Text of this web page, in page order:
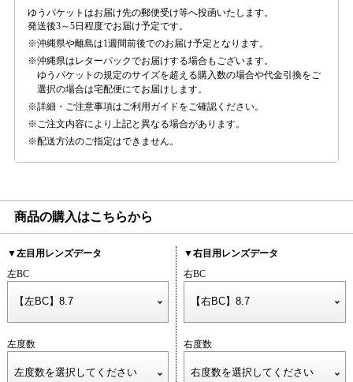
ゆうパケットはお届け先の郵便受け等へ投函いたします。
発送後3～5日程度でお届け予定です。
沖縄県や離島は1週間前後でのお届け予定となります。
沖縄県はレターパックでお届けする場合もございます。
ゆうパケットの規定のサイズを超える購入数の場合や代金引換をご
選択の場合は宅配便にてお届けします。
詳細・ご注意事項はご利用ガイドをご確認ください。
ご注文内容により上記と異なる場合があります。
配送方法のご指定はできません。
商品の購入はこちらから
▼左目用レンズデータ
左BC
左度数
▼右目用レンズデータ
右BC
右度数